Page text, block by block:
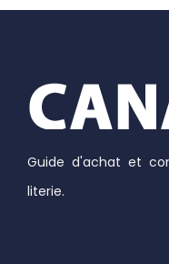
Guide d'achat et
literie.